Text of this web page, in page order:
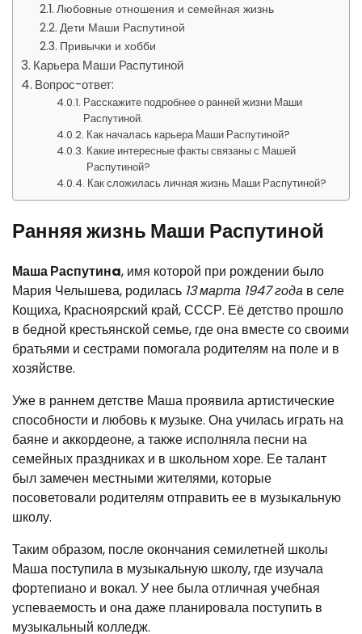
Любовные отношения и семейная жизнь
Дети Маши Распутиной
Привычки и хобби
Карьера Маши Распутиной
Вопрос-ответ:
Расскажите подробнее о ранней жизни Маши
Распутиной.
Как началась карьера Маши Распутиной?
Какие интересные факты связаны с Машей
Распутиной?
Как сложилась личная жизнь Маши Распутиной?
Ранняя жизнь Маши Распутиной
Маша Распутинa, имя которой при рождении было
Мария Челышева, родилась 13 марта 1947 года в селе
Кощиха, Красноярский край, СССР. Её детство прошло
в бедной крестьянской семье, где она вместе со своими
братьями и сестрами помогала родителям на поле и в
хозяйстве.
Уже в раннем детстве Маша проявила артистические
способности и любовь к музыке. Она училась играть на
баяне и аккордеоне, а также исполняла песни на
семейных праздниках и в школьном хоре. Ее талант
был замечен местными жителями, которые
посоветовали родителям отправить ее в музыкальную
школу.
Таким образом, после окончания семилетней школы
Маша поступила в музыкальную школу, где изучала
фортепиано и вокал. У нее была отличная учебная
успеваемость и она даже планировала поступить в
музыкальный колледж.